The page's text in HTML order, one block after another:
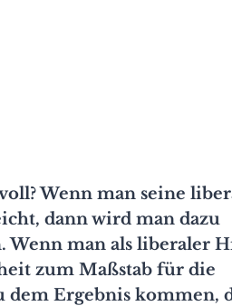
Wenn man seine
dann wird man dazu
Wenn man als liberaler
zum Maßstab für die
Ergebnis kommen,